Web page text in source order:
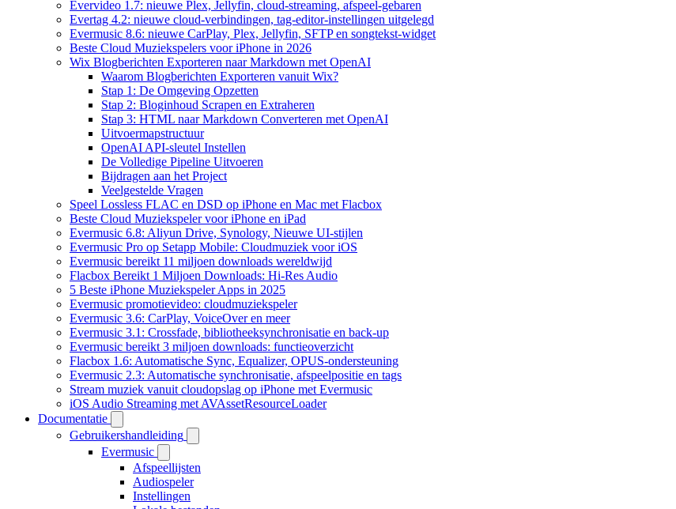
Evervideo 1.7: nieuwe Plex, Jellyfin, cloud-streaming, afspeel-gebaren
Evertag 4.2: nieuwe cloud-verbindingen, tag-editor-instellingen uitgelegd
Evermusic 8.6: nieuwe CarPlay, Plex, Jellyfin, SFTP en songtekst-widget
Beste Cloud Muziekspelers voor iPhone in 2026
Wix Blogberichten Exporteren naar Markdown met OpenAI
Waarom Blogberichten Exporteren vanuit Wix?
Stap 1: De Omgeving Opzetten
Stap 2: Bloginhoud Scrapen en Extraheren
Stap 3: HTML naar Markdown Converteren met OpenAI
Uitvoermapstructuur
OpenAI API-sleutel Instellen
De Volledige Pipeline Uitvoeren
Bijdragen aan het Project
Veelgestelde Vragen
Speel Lossless FLAC en DSD op iPhone en Mac met Flacbox
Beste Cloud Muziekspeler voor iPhone en iPad
Evermusic 6.8: Aliyun Drive, Synology, Nieuwe UI-stijlen
Evermusic Pro op Setapp Mobile: Cloudmuziek voor iOS
Evermusic bereikt 11 miljoen downloads wereldwijd
Flacbox Bereikt 1 Miljoen Downloads: Hi-Res Audio
5 Beste iPhone Muziekspeler Apps in 2025
Evermusic promotievideo: cloudmuziekspeler
Evermusic 3.6: CarPlay, VoiceOver en meer
Evermusic 3.1: Crossfade, bibliotheeksynchronisatie en back-up
Evermusic bereikt 3 miljoen downloads: functieoverzicht
Flacbox 1.6: Automatische Sync, Equalizer, OPUS-ondersteuning
Evermusic 2.3: Automatische synchronisatie, afspeelpositie en tags
Stream muziek vanuit cloudopslag op iPhone met Evermusic
iOS Audio Streaming met AVAssetResourceLoader
Documentatie
Gebruikershandleiding
Evermusic
Afspeellijsten
Audiospeler
Instellingen